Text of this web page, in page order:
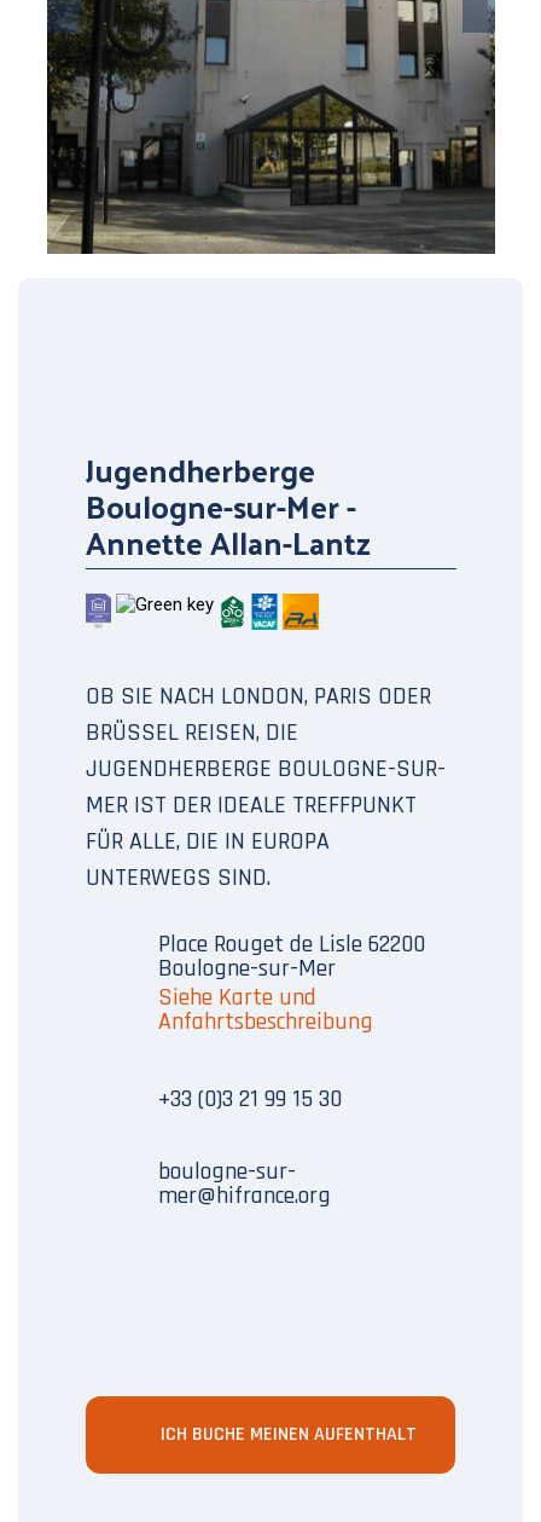
Jugendherberge
Boulogne-sur-Mer -
Annette Allan-Lantz
OB SIE NACH LONDON, PARIS ODER
BRÜSSEL REISEN, DIE
JUGENDHERBERGE BOULOGNE-SUR-
MER IST DER IDEALE TREFFPUNKT
FÜR ALLE, DIE IN EUROPA
UNTERWEGS SIND.
Place Rouget de Lisle 62200
Boulogne-sur-Mer
Siehe Karte und
Anfahrtsbeschreibung
+33 (0)3 21 99 15 30
boulogne-sur-
mer@hifrance.org
ICH BUCHE MEINEN AUFENTHALT